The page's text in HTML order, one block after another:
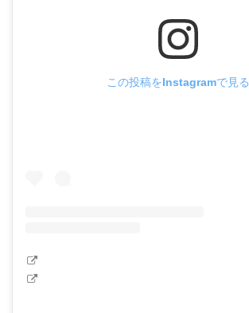
この投稿をInstagramで見る